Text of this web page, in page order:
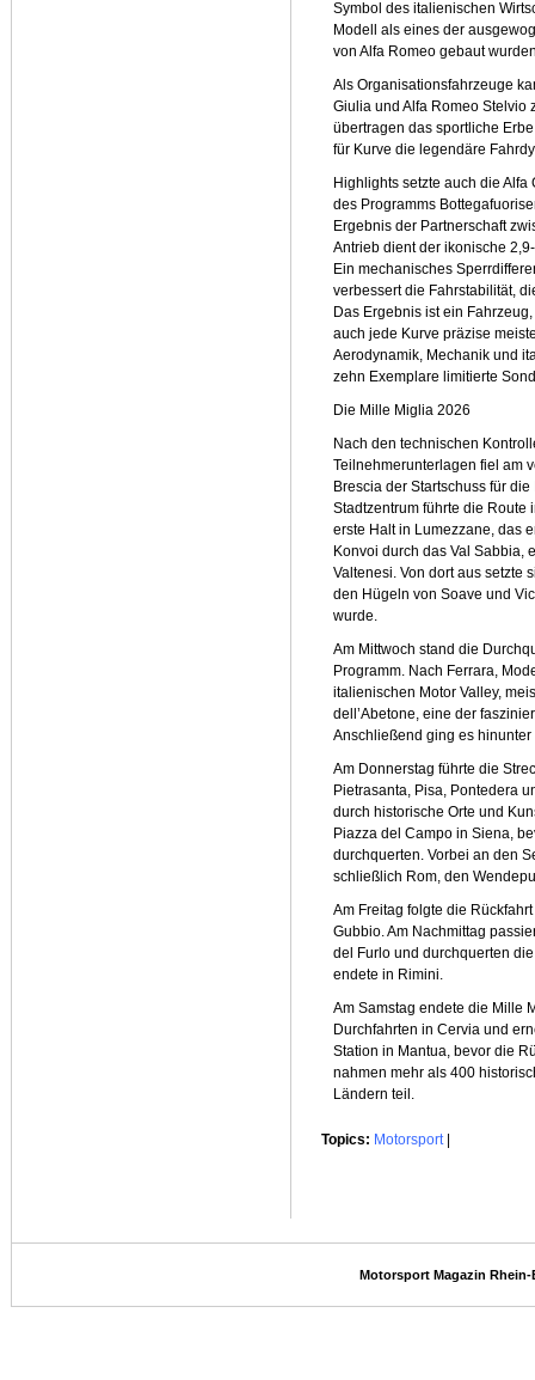
Symbol des italienischen
Modell als eines der
von Alfa Romeo gebaut
Als Organisationsfahrzeuge
Giulia und Alfa Romeo Stelvio
übertragen das sportliche
für Kurve die legendäre
Highlights setzte auch die
des Programms
Ergebnis der Partnerschaft
Antrieb dient der ikonische
Ein mechanisches
verbessert die Fahrstabilität,
Das Ergebnis ist ein
auch jede Kurve präzise
Aerodynamik, Mechanik und
zehn Exemplare limitierte
Die Mille Miglia 2026
Nach den technischen
Teilnehmerunterlagen fiel am
Brescia der Startschuss für
Stadtzentrum führte die Route
erste Halt in Lumezzane, das
Konvoi durch das Val Sabbia,
Valtenesi. Von dort aus setzte
den Hügeln von Soave und
wurde.
Am Mittwoch stand die
Programm. Nach Ferrara,
italienischen Motor Valley,
dell’Abetone, eine der
Anschließend ging es hinunter
Am Donnerstag führte die
Pietrasanta, Pisa, Pontedera
durch historische Orte und
Piazza del Campo in Siena,
durchquerten. Vorbei an den
schließlich Rom, den
Am Freitag folgte die
Gubbio. Am Nachmittag
del Furlo und durchquerten
endete in Rimini.
Am Samstag endete die Mille
Durchfahrten in Cervia und
Station in Mantua, bevor die
nahmen mehr als 400
Ländern teil.
Topics: Motorsport|
Motorsport Magazin Rhein-